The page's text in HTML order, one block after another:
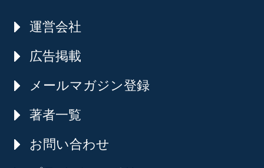
運営会社
広告掲載
メールマガジン登録
著者一覧
お問い合わせ